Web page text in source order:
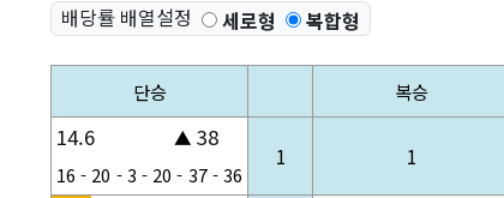
배당률 배열설정 세로형 복합형
단승 복승
14.6 ▲ 38
16 - 20 - 3 - 20 - 37 - 36
1 1